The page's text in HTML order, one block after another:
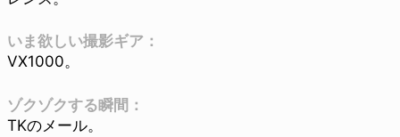
いま欲しい撮影ギア：
VX1000。
ゾクゾクする瞬間：
TKのメール。